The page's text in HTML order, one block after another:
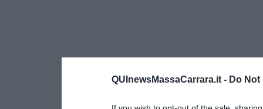
QUInewsMassaCarrara.it - Do